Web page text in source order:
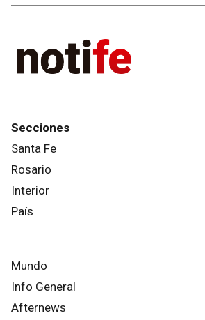
Secciones
Santa Fe
Rosario
Interior
País
Mundo
Info General
Afternews